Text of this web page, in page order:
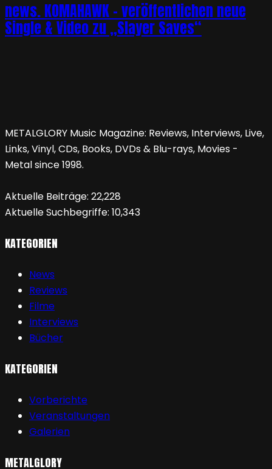
news. KOMAHAWK – veröffentlichen neue
Single & Video zu „Slayer Saves“
METALGLORY Music Magazine: Reviews, Interviews, Live,
Links, Vinyl, CDs, Books, DVDs & Blu-rays, Movies -
Metal since 1998.
Aktuelle Beiträge: 22,228
Aktuelle Suchbegriffe: 10,343
KATEGORIEN
News
Reviews
Filme
Interviews
Bücher
KATEGORIEN
Vorberichte
Veranstaltungen
Galerien
METALGLORY